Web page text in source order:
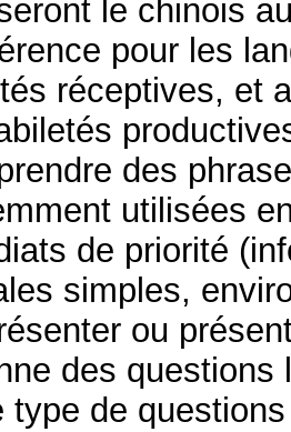
le chinois
pour les
réceptives, et
des
utilisées
de priorité
simples,
ou
des
type de